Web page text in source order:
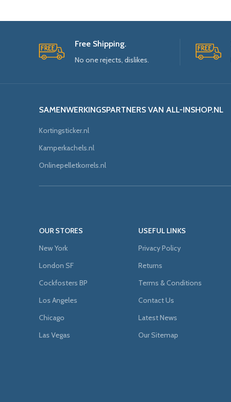
Free Shipping.
No one rejects, dislikes.
SAMENWERKINGSPARTNERS VAN ALL-INSHOP.NL
Kortingsticker.nl
Kamperkachels.nl
Onlinepelletkorrels.nl
OUR STORES
New York
London SF
Cockfosters BP
Los Angeles
Chicago
Las Vegas
USEFUL LINKS
Privacy Policy
Returns
Terms & Conditions
Contact Us
Latest News
Our Sitemap